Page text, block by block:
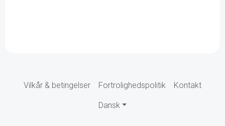
Vilkår & betingelser Fortrolighedspolitik Kontakt
Dansk